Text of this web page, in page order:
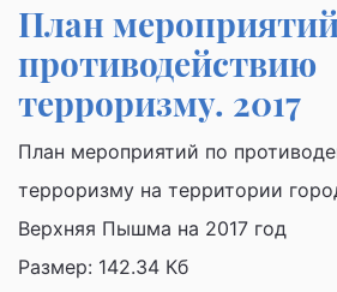
План
противодействию
терроризму. 2017
План мероприятий по
терроризму на территории
Верхняя Пышма на 2017 год
Размер: 142.34 Кб